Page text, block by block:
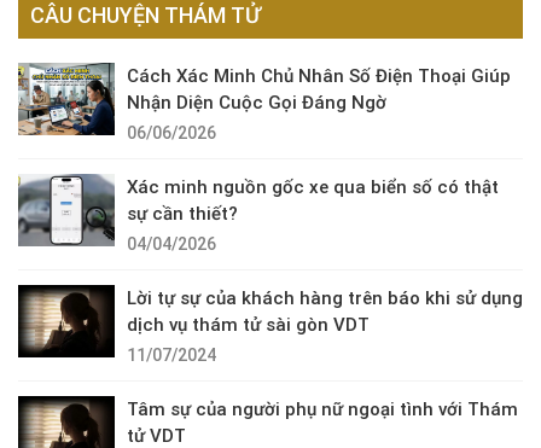
CÂU CHUYỆN THÁM TỬ
Cách Xác Minh Chủ Nhân Số Điện Thoại Giúp
Nhận Diện Cuộc Gọi Đáng Ngờ
06/06/2026
Xác minh nguồn gốc xe qua biển số có thật
sự cần thiết?
04/04/2026
Lời tự sự của khách hàng trên báo khi sử dụng
dịch vụ thám tử sài gòn VDT
11/07/2024
Tâm sự của người phụ nữ ngoại tình với Thám
tử VDT